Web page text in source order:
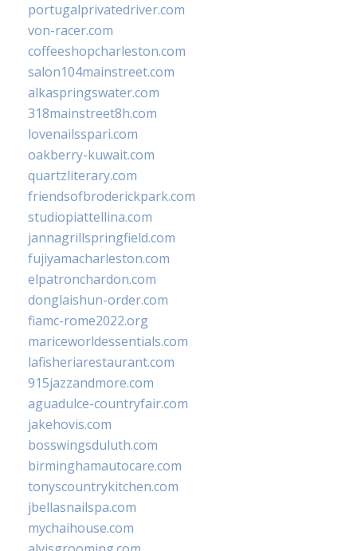
portugalprivatedriver.com
von-racer.com
coffeeshopcharleston.com
salon104mainstreet.com
alkaspringswater.com
318mainstreet8h.com
lovenailsspari.com
oakberry-kuwait.com
quartzliterary.com
friendsofbroderickpark.com
studiopiattellina.com
jannagrillspringfield.com
fujiyamacharleston.com
elpatronchardon.com
donglaishun-order.com
fiamc-rome2022.org
mariceworldessentials.com
lafisheriarestaurant.com
915jazzandmore.com
aguadulce-countryfair.com
jakehovis.com
bosswingsduluth.com
birminghamautocare.com
tonyscountrykitchen.com
jbellasnailspa.com
mychaihouse.com